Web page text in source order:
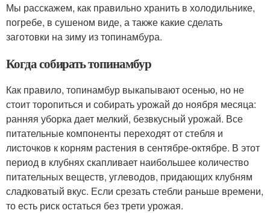
Мы расскажем, как правильно хранить в холодильнике,
погребе, в сушеном виде, а также какие сделать
заготовки на зиму из топинамбура.
Когда собирать топинамбур
Как правило, топинамбур выкапывают осенью, но не
стоит торопиться и собирать урожай до ноября месяца:
ранняя уборка дает мелкий, безвкусный урожай. Все
питательные компоненты переходят от стебля и
листочков к корням растения в сентябре-октябре. В этот
период в клубнях скапливает наибольшее количество
питательных веществ, углеводов, придающих клубням
сладковатый вкус. Если срезать стебли раньше времени,
то есть риск остаться без трети урожая.